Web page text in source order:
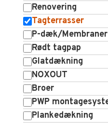
Renovering
Tagterrasser
P-dæk/Membraner
Rødt tagpap
Glatdækning
NOXOUT
Broer
PWP
Plankedækning